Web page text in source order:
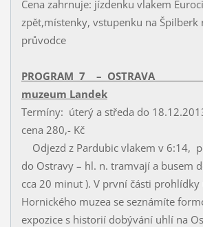
Cena zahrnuje: jízdenku vlakem
zpět,místenky, vstupenku na Špilberk
průvodce
PROGRAM 7 –
muzeum Landek
Termíny: úterý a středa do
cena 280,- Kč
Odjezd z Pardubic vlakem v 6:14,
do Ostravy – hl. n. tramvají a busem
cca 20 minut ). V první části
Hornického muzea se seznámíte
expozice s historií dobývání uhlí na